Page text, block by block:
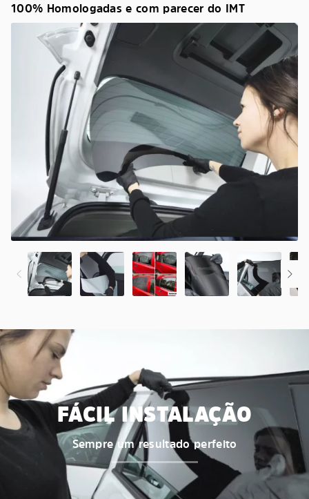
100% Homologadas e com parecer do IMT
FÁCIL INSTALAÇÃO
Sempre um resultado perfeito